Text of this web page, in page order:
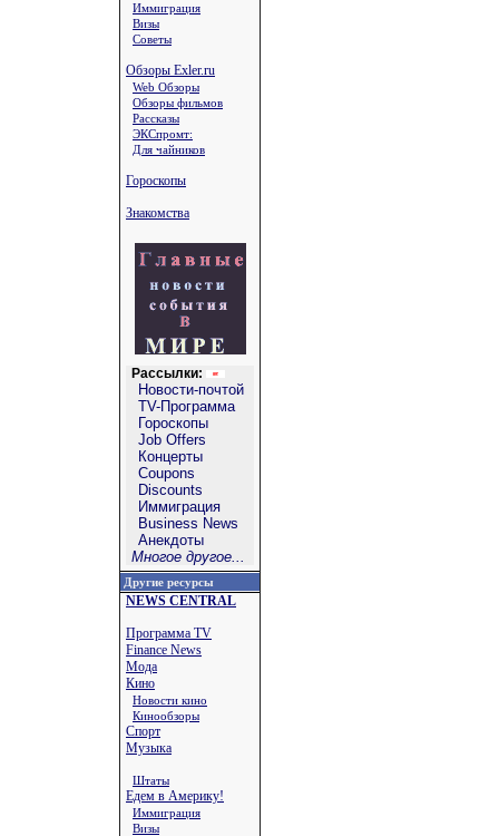
Иммиграция
Визы
Советы
Обзоры Exler.ru
Web Обзоры
Обзоры фильмов
Рассказы
ЭКСпромт:
Для чайников
Гороскопы
Знакомства
Рассылки:
Новости-почтой
TV-Программа
Гороскопы
Job Offers
Концерты
Coupons
Discounts
Иммиграция
Business News
Анекдоты
Многое другое...
Другие ресурсы
NEWS CENTRAL
Программа TV
Finance News
Мода
Кино
Новости кино
Кинообзоры
Спорт
Музыка
Штаты
Едем в Америку!
Иммиграция
Визы